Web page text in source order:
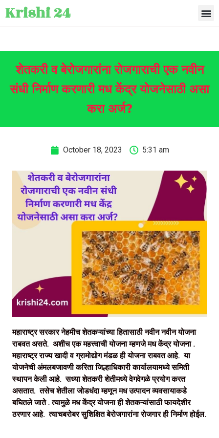
Krishi 24
शेतकरी व बेरोजगारांना रोजगाराची एक नवीन
संधी निर्माण करणारी मध केंद्र योजनेसाठी असा
करा अर्ज?
October 18, 2023 5:31 am
महाराष्ट्र सरकार नेहमीच शेतकऱ्यांच्या हितासाठी नवीन नवीन योजना
राबवत असते. अशीच एक महत्त्वाची योजना म्हणजे मध केंद्र योजना .
महाराष्ट्र राज्य खादी व ग्रामोद्योग मंडळ ही योजना राबवत आहे. या
योजनेची अंमलबजावणी करिता जिल्हाधिकारी कार्यालयामध्ये समिती
स्थापन केली आहे. सध्या शेतकरी शेतीमध्ये वेगवेगळे प्रयोग करत
असतात. तसेच शेतीला जोडधंदा म्हणून मध उत्पादन व्यवसायाकडे
बघितले जाते . त्यामुळे मध केंद्र योजना ही शेतकऱ्यांसाठी फायदेशीर
ठरणार आहे. त्याचबरोबर सुशिक्षित बेरोजगारांना रोजगार ही निर्माण होईल.